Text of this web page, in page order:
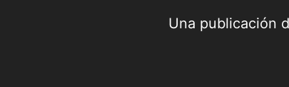
Una publicación